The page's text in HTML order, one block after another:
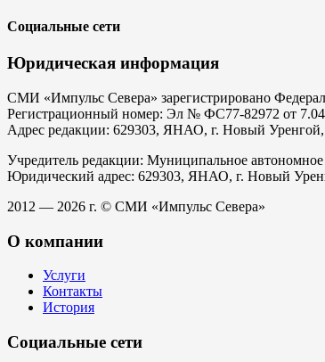
Социальные сети
Юридическая информация
СМИ «Импульс Севера» зарегистрировано
Регистрационный номер: Эл № ФС77-82972 от
Адрес редакции: 629303, ЯНАО, г. Новый
Учредитель редакции: Муниципальное
Юридический адрес: 629303, ЯНАО, г. Новый
2012 — 2026 г. © СМИ «Импульс Севера»
О компании
Услуги
Контакты
История
Социальные сети